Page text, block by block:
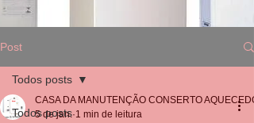
Post
Todos posts
Todos posts
CASA DA MANUTENÇÃO CONSERTO
5 de jan. 1 min de leitura